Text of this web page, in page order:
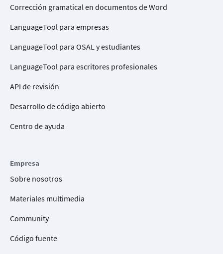
Corrección gramatical en documentos de Word
LanguageTool para empresas
LanguageTool para OSAL y estudiantes
LanguageTool para escritores profesionales
API de revisión
Desarrollo de código abierto
Centro de ayuda
Empresa
Sobre nosotros
Materiales multimedia
Community
Código fuente